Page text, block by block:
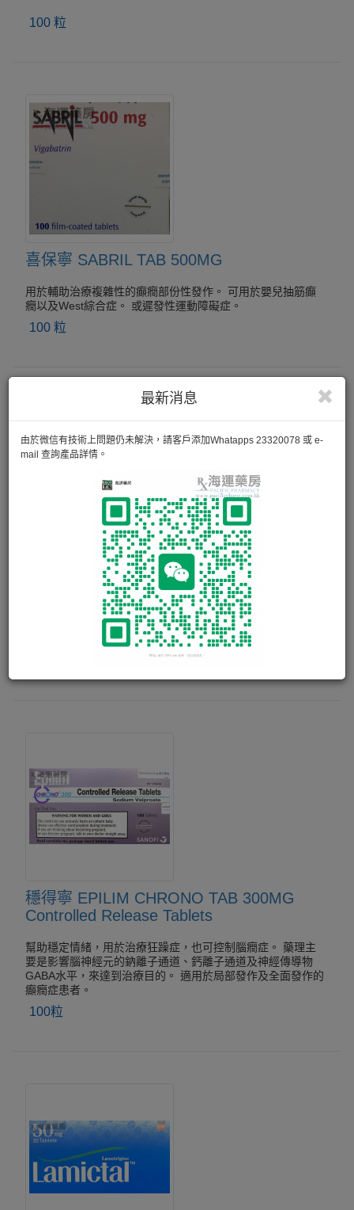
最新消息
由於微信有技術上問題仍未解決，請客戶添加Whatapps 23320078 或 e-
mail 查詢產品詳情。
100 粒
喜保寧 SABRIL TAB 500MG
用於輔助治療複雜性的癲癇部份性發作。 可用於嬰兒抽筋癲
癇以及West綜合症。 或遲發性運動障礙症。
100 粒
TOPAMAX TAB 25MG
用於成人及二歲以上兒童局部癲癇或併有 Lennox-Gastaut 綜
合症之癲癇及原發性全 身性強直陣攣癲癇的輔助治療，亦可
用於 partial onset seizure或generalized tonic-clonic seizure
之單一藥物治療。 亦可用於預防偏頭痛。
穩得寧 EPILIM CHRONO TAB 300MG
Controlled Release Tablets
幫助穩定情緒，用於治療狂躁症，也可控制腦癇症。 藥理主
要是影響腦神經元的鈉離子通道、鈣離子通道及神經傳導物
GABA水平，來達到治療目的。 適用於局部發作及全面發作的
癲癇症患者。
100粒